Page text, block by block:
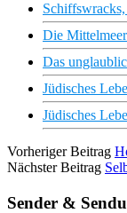
Die
Das
Jüdisches
Jüdisches
Vorheriger Beitrag
Nächster Beitrag
Sender &